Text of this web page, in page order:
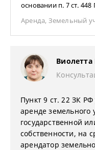
основании п. 7 ст. 448
Аренда, Земельный
Пункт 9 ст. 22 ЗК
аренде земельного
государственной
собственности, на
арендатор